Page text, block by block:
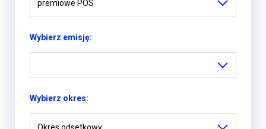
premiowe POS
Wybierz emisję:
Wybierz okres:
Okres odsetkowy